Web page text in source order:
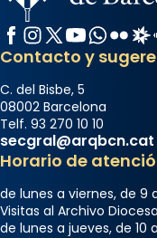
Facebook
Instagram
X / Twitter
YouTubeFlickr
Contacto y
C. del Bisbe, 5
08002 Barcelona
Telf. 93 270 10 10
secgral@arqbcn.cat
Horario de
de lunes a viernes, de 9
Visitas al Archivo
de lunes a jueves, de 10